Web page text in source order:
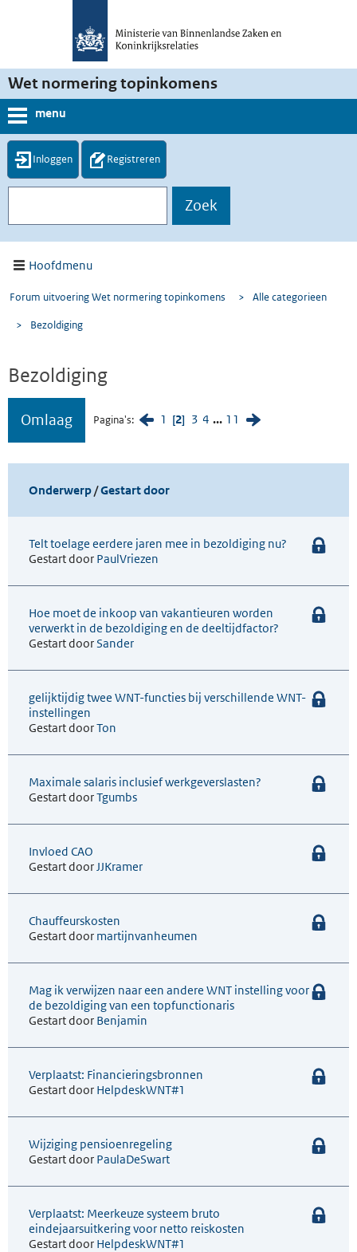
Wet normering topinkomens
menu
Inloggen Registreren
Hoofdmenu
Forum uitvoering Wet normering topinkomens > Alle categorieen
> Bezoldiging
Bezoldiging
Omlaag Pagina's 1 2 3 4 ... 11
Onderwerp/Gestart door
Telt toelage eerdere jaren mee in bezoldiging nu?
Gestart door PaulVriezen
Hoe moet de inkoop van vakantieuren worden
verwerkt in de bezoldiging en de deeltijdfactor?
Gestart door Sander
gelijktijdig twee WNT-functies bij verschillende WNT-
instellingen
Gestart doorTon
Maximale salaris inclusief werkgeverslasten?
Gestart doorTgumbs
Invloed CAO
Gestart door JJKramer
Chauffeurskosten
Gestart door martijnvanheumen
Mag ik verwijzen naar een andere WNT instelling voor
de bezoldiging van een topfunctionaris
Gestart door Benjamin
Verplaatst: Financieringsbronnen
Gestart door HelpdeskWNT#1
Wijziging pensioenregeling
Gestart door PaulaDeSwart
Verplaatst: Meerkeuze systeem bruto
eindejaarsuitkering voor netto reiskosten
Gestart door HelpdeskWNT#1